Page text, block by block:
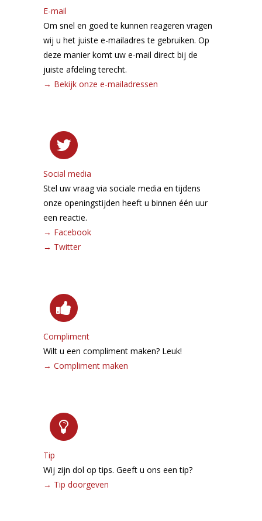
E-mail
Om snel en goed te kunnen reageren vragen
wij u het juiste e-mailadres te gebruiken. Op
deze manier komt uw e-mail direct bij de
juiste afdeling terecht.
→ Bekijk onze e-mailadressen
Social media
Stel uw vraag via sociale media en tijdens
onze openingstijden heeft u binnen één uur
een reactie.
→ Facebook
→ Twitter
Compliment
Wilt u een compliment maken? Leuk!
→ Compliment maken
Tip
Wij zijn dol op tips. Geeft u ons een tip?
→ Tip doorgeven